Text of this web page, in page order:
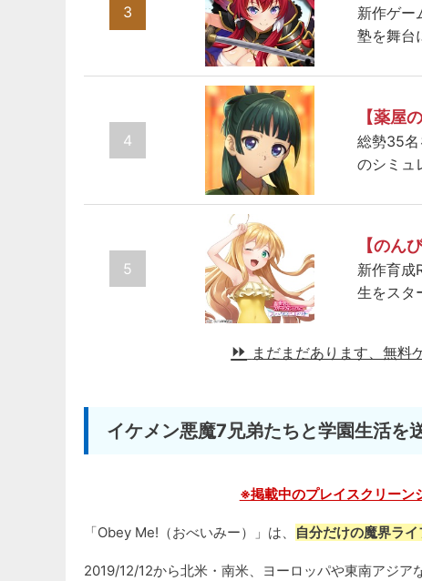
3
新作ゲー
塾を舞台
4
【薬屋
総勢35名
のシミュ
5
【のん
新作育成
生をスタ
まだまだあります、無料
イケメン悪魔7兄弟たちと学園生活を
※掲載中のプレイスクリーン
「Obey Me!（おべいみー）」は、 自分だけの魔界ラ
2019/12/12から北米・南米、ヨーロッパや東南アジア